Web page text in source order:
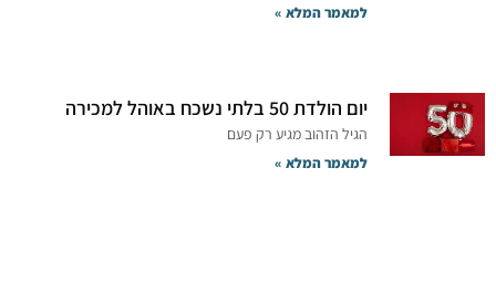
למאמר המלא »
יום הולדת 50 בלתי נשכח באוהל למכירה
הגיל הזהוב מגיע רק פעם
למאמר המלא »